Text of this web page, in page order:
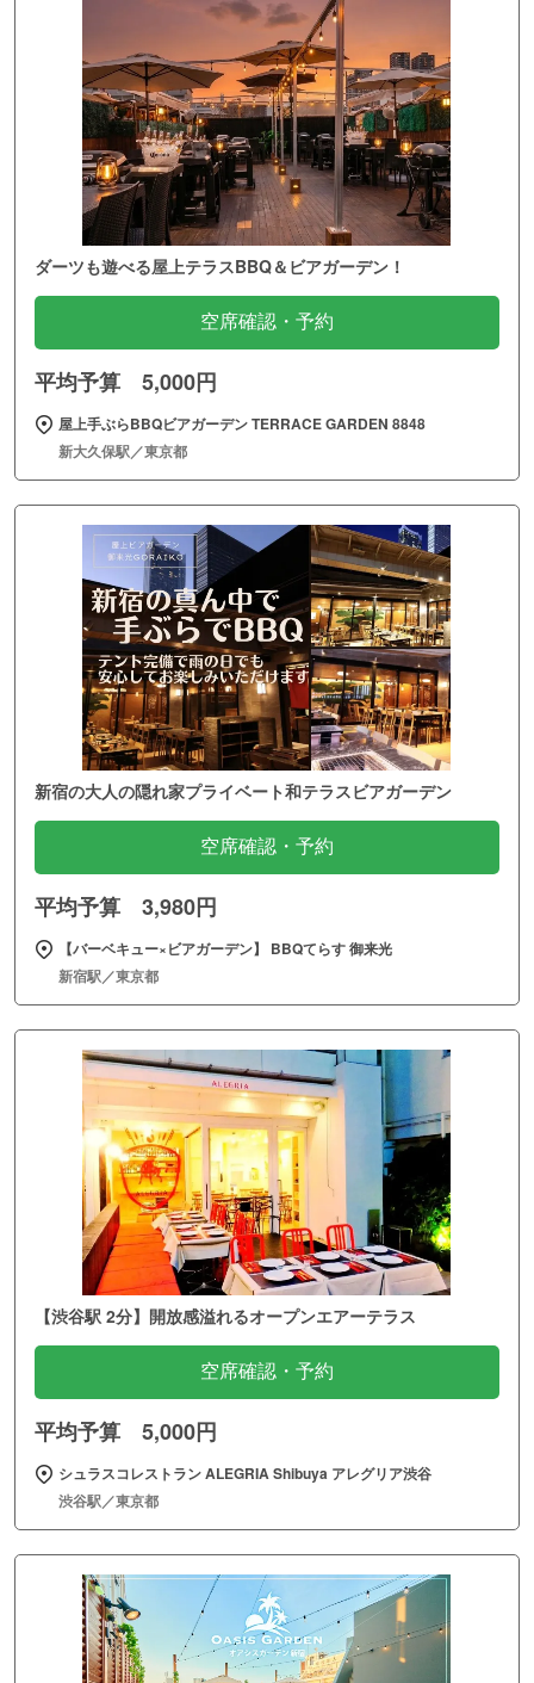
ダーツも遊べる屋上テラスBBQ＆ビアガーデン！
空席確認・予約
平均予算 5,000円
屋上手ぶらBBQビアガーデン TERRACE GARDEN 8848
新大久保駅／東京都
新宿の大人の隠れ家プライベート和テラスビアガーデン
空席確認・予約
平均予算 3,980円
【バーベキュー×ビアガーデン】 BBQてらす 御来光
新宿駅／東京都
【渋谷駅 2分】開放感溢れるオープンエアーテラス
空席確認・予約
平均予算 5,000円
シュラスコレストラン ALEGRIA Shibuya アレグリア渋谷
渋谷駅／東京都